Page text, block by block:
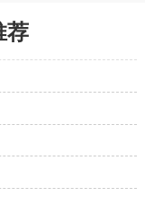
荐